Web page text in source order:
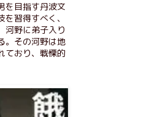
を目指す丹波文
習得すべく、
河野に弟子入り
。その河野は地
ており、戦慄的